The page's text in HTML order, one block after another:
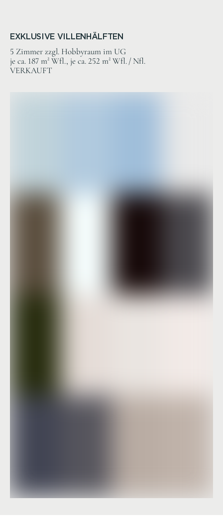
EXKLUSIVE VILLENHÄLFTEN
5 Zimmer zzgl. Hobbyraum im UG
je ca. 187 m² Wfl., je ca. 252 m² Wfl. / Nfl.
VERKAUFT